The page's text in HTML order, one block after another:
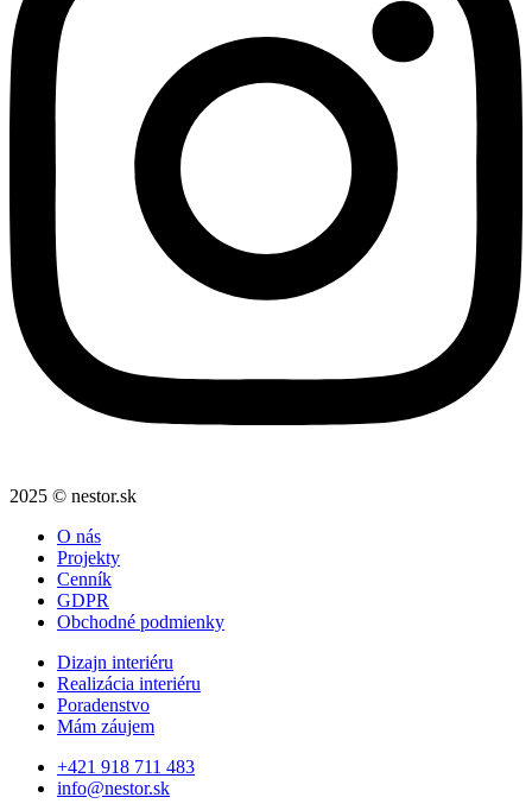
2025 © nestor.sk
O nás
Projekty
Cenník
GDPR
Obchodné podmienky
Dizajn interiéru
Realizácia interiéru
Poradenstvo
Mám záujem
+421 918 711 483
info@nestor.sk